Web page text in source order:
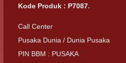
Kode Produk : P7087.
Call Center
Pusaka Dunia / Dunia Pusaka
PIN BBM : PUSAKA